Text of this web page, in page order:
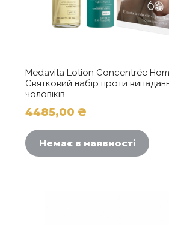
Medavita Lotion Concentrée
Святковий набір проти
чоловіків
4485,00 ₴
Немає в наявності